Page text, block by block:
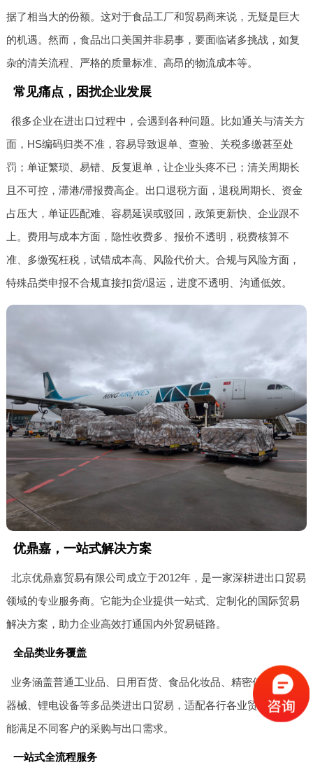
据了相当大的份额。这对于食品工厂和贸易商来说，无疑是巨大
的机遇。然而，食品出口美国并非易事，要面临诸多挑战，如复
杂的清关流程、严格的质量标准、高昂的物流成本等。
常见痛点，困扰企业发展
很多企业在进出口过程中，会遇到各种问题。比如通关与清关方
面，HS编码归类不准，容易导致退单、查验、关税多缴甚至处
罚；单证繁琐、易错、反复退单，让企业头疼不已；清关周期长
且不可控，滞港/滞报费高企。出口退税方面，退税周期长、资金
占压大，单证匹配难、容易延误或驳回，政策更新快、企业跟不
上。费用与成本方面，隐性收费多、报价不透明，税费核算不
准、多缴冤枉税，试错成本高、风险代价大。合规与风险方面，
特殊品类申报不合规直接扣货/退运，进度不透明、沟通低效。
优鼎嘉，一站式解决方案
北京优鼎嘉贸易有限公司成立于2012年，是一家深耕进出口贸易
领域的专业服务商。它能为企业提供一站式、定制化的国际贸易
解决方案，助力企业高效打通国内外贸易链路。
全品类业务覆盖
业务涵盖普通工业品、日用百货、食品化妆品、精密仪器、医疗
器械、锂电设备等多品类进出口贸易，适配各行各业贸易合作，
能满足不同客户的采购与出口需求。
一站式全流程服务